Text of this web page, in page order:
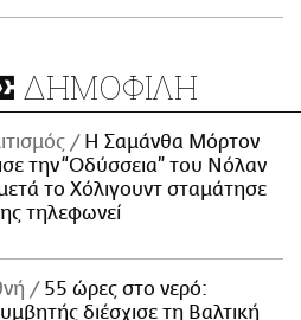
ΔΗΜΟΦΙΛΗ
Η Σαμάνθα Μόρτον
την “Οδύσσεια” του Νόλαν
το Χόλιγουντ σταμάτησε
τηλεφωνεί
55 ώρες στο νερό:
διέσχισε τη Βαλτική